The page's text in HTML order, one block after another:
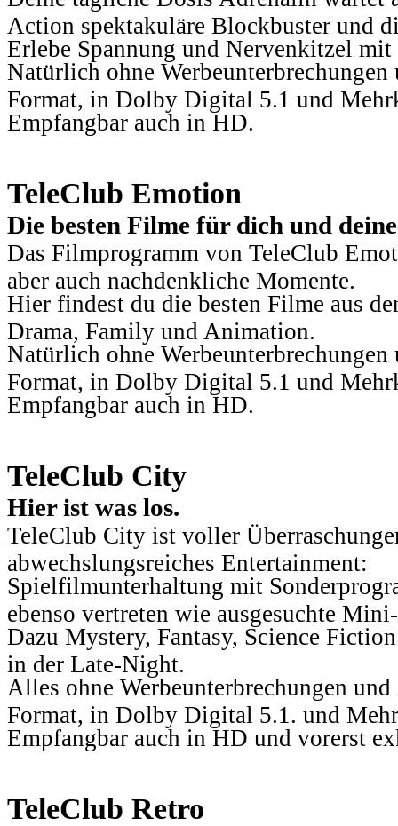
Action spektakuläre Blockbuster und
Erlebe Spannung und Nervenkitzel
Natürlich ohne
Format, in Dolby Digital 5.1 und
Empfangbar auch in HD.
TeleClub Emotion
Die besten Filme für dich und
Das Filmprogramm von TeleClub
aber auch nachdenkliche Momente.
Hier findest du die besten Filme aus
Drama, Family und Animation.
Natürlich ohne
Format, in Dolby Digital 5.1 und
Empfangbar auch in HD.
TeleClub City
Hier ist was los.
TeleClub City ist voller
abwechslungsreiches Entertainment:
Spielfilmunterhaltung mit
ebenso vertreten wie ausgesuchte
Dazu Mystery, Fantasy, Science
in der Late-Night.
Alles ohne Werbeunterbrechungen
Format, in Dolby Digital 5.1. und
Empfangbar auch in HD und vorerst
TeleClub Retro